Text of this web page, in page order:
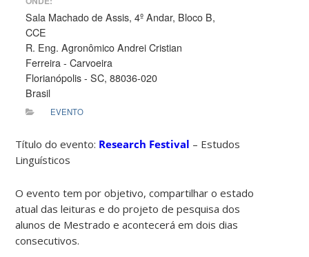
Sala Machado de Assis, 4º Andar, Bloco B,
CCE
R. Eng. Agronômico Andrei Cristian
Ferreira - Carvoeira
Florianópolis - SC, 88036-020
Brasil
EVENTO
Título do evento: Research Festival – Estudos
Linguísticos
O evento tem por objetivo, compartilhar o estado
atual das leituras e do projeto de pesquisa dos
alunos de Mestrado e acontecerá em dois dias
consecutivos.